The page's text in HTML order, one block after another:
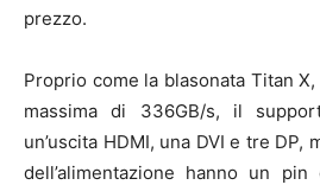
prezzo.
Proprio come la blasonata Titan
massima di 336GB/s, il
un’uscita HDMI, una DVI e tre
dell’alimentazione hanno un